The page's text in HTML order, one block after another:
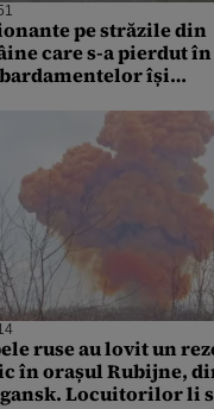
pe străzile din
care s-a pierdut în
își
ruse au lovit un
în orașul Rubijne,
Locuitorilor li